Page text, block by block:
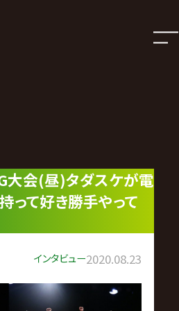
大会(昼)タダスケが電
って好き勝手やって
インタビュー2020.08.23